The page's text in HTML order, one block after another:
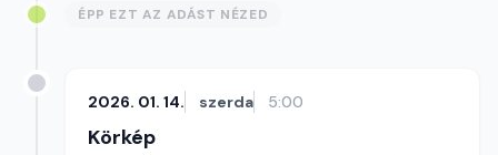
ÉPP EZT AZ ADÁST NÉZED
2026. 01. 14. szerda 5:00
Körkép